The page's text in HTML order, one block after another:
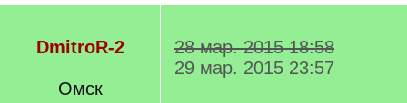
DmitroR-2
Омск
28 мар. 2015 18:58
29 мар. 2015 23:57